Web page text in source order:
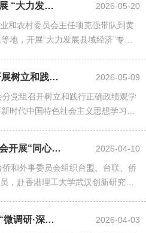
省政协农业和农村委员会开展 “大力发展县域经济”专项民主监督调研
2026-05-20
和农村委员会主任项克强带队到黄
地，开展“大力发展县域经济”专项
省政协经济委员会分党组 开展树立和践行正确政绩观学习教育研讨交流
2026-05-09
党组召开树立和践行正确政绩观学
时代中国特色社会主义思想学习座
省政协港澳台侨和外事委员会开展“同心聚力・共促发展”联合界别活动
2026-04-10
和外事委员会组织台盟、台联、侨
，赴香港理工大学武汉创新研究院
省政协教科卫体委员会开展“微调研·深协商”活动
2026-04-03